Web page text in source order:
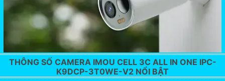
THÔNG SỐ CAMERA IMOU CELL 3C ALL IN ONE IPC-
K9DCP-3T0WE-V2 NỔI BẬT